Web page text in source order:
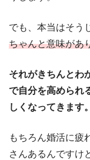
でも、本当はそう
ちゃんと意味があ
それがきちんとわ
で自分を高められ
しくなってきます。
もちろん婚活に疲
さんあるんですけ